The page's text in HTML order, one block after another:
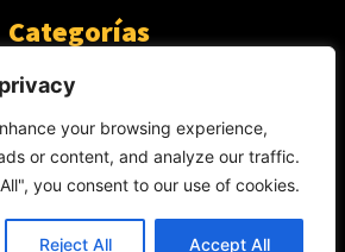
your browsing experience,
or content, and analyze our traffic.
you consent to our use of cookies.
Reject All Accept All
Categorías
ARTÍCULOS
GUANTE DE SEDA
DE LA PALABRA
Y YO QUE SÉ
423
NOTICIAS
234
SIN CATEGORÍA
174